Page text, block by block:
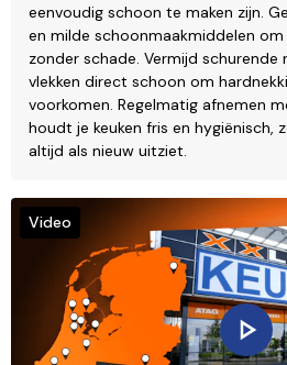
eenvoudig schoon te maken zijn.
en milde schoonmaakmiddelen
zonder schade. Vermijd schurende
vlekken direct schoon om
voorkomen. Regelmatig afnemen
houdt je keuken fris en hygiënisch,
altijd als nieuw uitziet.
Video